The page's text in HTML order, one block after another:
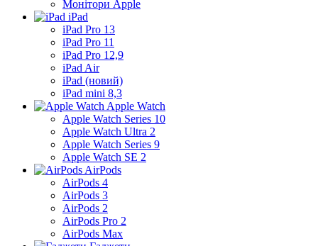
Монітори Apple
iPad
iPad Pro 13
iPad Pro 11
iPad Pro 12,9
iPad Air
iPad (новий)
iPad mini 8,3
Apple Watch
Apple Watch Series 10
Apple Watch Ultra 2
Apple Watch Series 9
Apple Watch SE 2
AirPods
AirPods 4
AirPods 3
AirPods 2
AirPods Pro 2
AirPods Max